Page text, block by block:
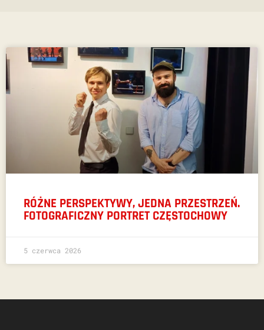
RÓŻNE PERSPEKTYWY, JEDNA PRZESTRZEŃ.
FOTOGRAFICZNY PORTRET CZĘSTOCHOWY
5 czerwca 2026